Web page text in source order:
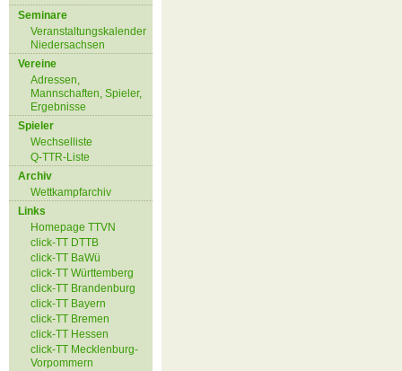
Seminare
Veranstaltungskalender
Niedersachsen
Vereine
Adressen,
Mannschaften, Spieler,
Ergebnisse
Spieler
Wechselliste
Q-TTR-Liste
Archiv
Wettkampfarchiv
Links
Homepage TTVN
click-TT DTTB
click-TT BaWü
click-TT Württemberg
click-TT Brandenburg
click-TT Bayern
click-TT Bremen
click-TT Hessen
click-TT Mecklenburg-
Vorpommern